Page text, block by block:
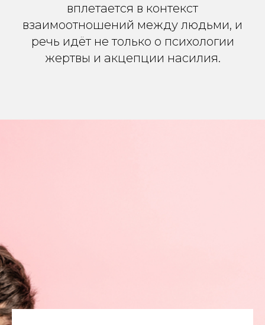
вплетается в контекст
взаимоотношений между людьми, и
речь идёт не только о психологии
жертвы и акцепции насилия.